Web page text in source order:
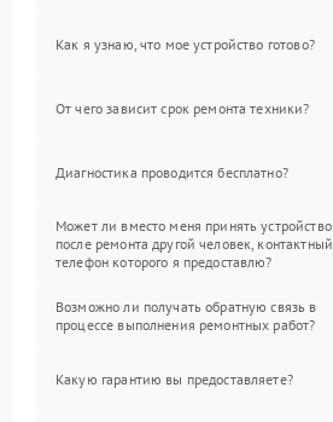
Как я узнаю, что мое устройство готово?
От чего зависит срок ремонта техники?
Диагностика проводится бесплатно?
Может ли вместо меня принять устройство
после ремонта другой человек, контактный
телефон которого я предоставлю?
Возможно ли получать обратную связь в
процессе выполнения ремонтных работ?
Какую гарантию вы предоставляете?